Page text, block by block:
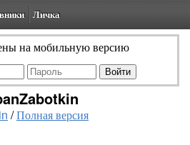
Личка
на мобильную версию
/Полная версия